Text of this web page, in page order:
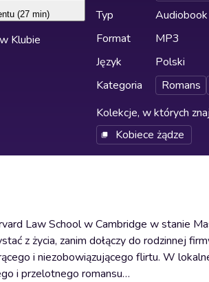
(27 min)
Klubie
Typ
Format
MP3
Język
Polski
Kategoria
Romans
Kolekcje, w których
Kobiece żądze
Law School w Cambridge w stanie
z życia, zanim dołączy do rodzinnej
i niezobowiązującego flirtu. W
i przelotnego romansu…